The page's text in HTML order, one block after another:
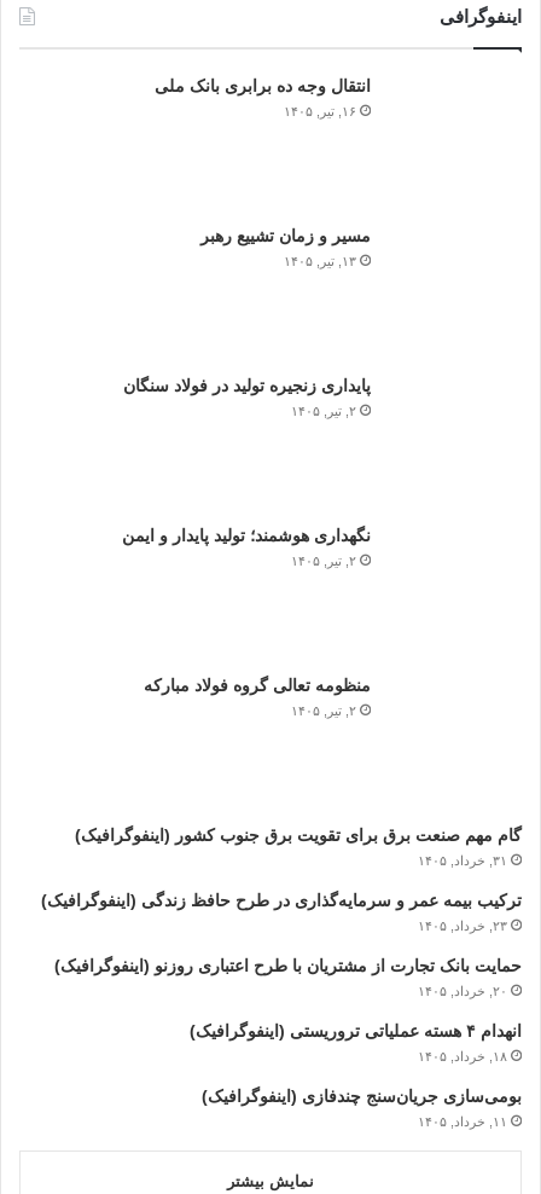
اینفوگرافی
انتقال وجه ده برابری بانک ملی
۱۶, تیر, ۱۴۰۵
مسیر و زمان تشییع رهبر
۱۳, تیر, ۱۴۰۵
پایداری زنجیره تولید در فولاد سنگان
۲, تیر, ۱۴۰۵
نگهداری هوشمند؛ تولید پایدار و ایمن
۲, تیر, ۱۴۰۵
منظومه تعالی گروه فولاد مبارکه
۲, تیر, ۱۴۰۵
گام مهم صنعت برق برای تقویت برق جنوب کشور (اینفوگرافیک)
۳۱, خرداد, ۱۴۰۵
ترکیب بیمه عمر و سرمایه‌گذاری در طرح حافظ زندگی (اینفوگرافیک)
۲۳, خرداد, ۱۴۰۵
حمایت بانک تجارت از مشتریان با طرح اعتباری روزنو (اینفوگرافیک)
۲۰, خرداد, ۱۴۰۵
انهدام ۴ هسته عملیاتی تروریستی (اینفوگرافیک)
۱۸, خرداد, ۱۴۰۵
بومی‌سازی جریان‌سنج چندفازی (اینفوگرافیک)
۱۱, خرداد, ۱۴۰۵
نمایش بیشتر